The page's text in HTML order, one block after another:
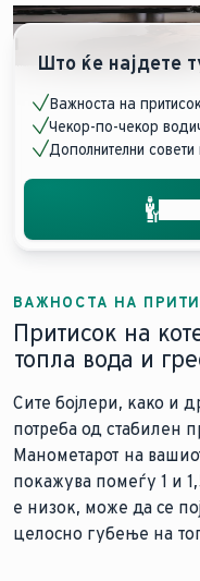
Што ќе најдете
Важноста на
Чекор-по-чекор
Дополнителни
ВАЖНОСТА НА
Притисок на
топла вода и
Сите бојлери, како и
потреба од стабилен
Манометарот на
покажува помеѓу 1 и
е низок, може да се
целосно губење на